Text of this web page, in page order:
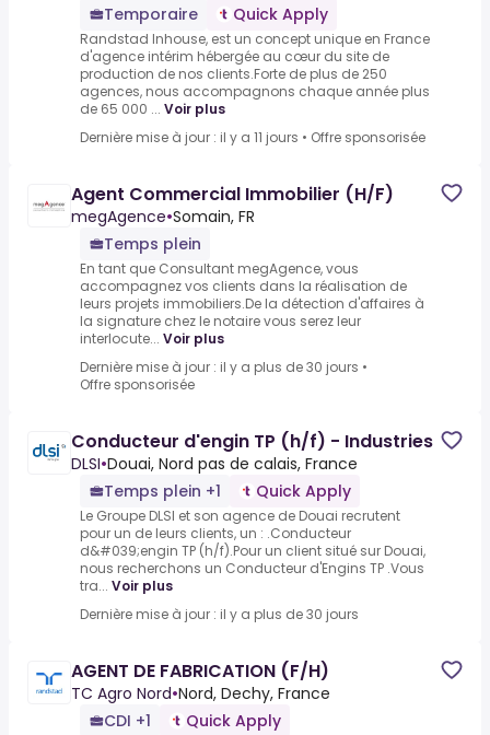
Temporaire
Quick Apply
Randstad Inhouse, est un concept unique en France
d'agence intérim hébergée au cœur du site de
production de nos clients.Forte de plus de 250
agences, nous accompagnons chaque année plus
de 65 000 ... Voir plus
Dernière mise à jour : il y a 11 jours • Offre sponsorisée
Agent Commercial Immobilier (H/F)
megAgence•Somain, FR
Temps plein
En tant que Consultant megAgence, vous
accompagnez vos clients dans la réalisation de
leurs projets immobiliers.De la détection d'affaires à
la signature chez le notaire vous serez leur
interlocute... Voir plus
Dernière mise à jour : il y a plus de 30 jours •
Offre sponsorisée
Conducteur d'engin TP (h/f) - Industries
DLSI•Douai, Nord pas de calais, France
Temps plein +1
Quick Apply
Le Groupe DLSI et son agence de Douai recrutent
pour un de leurs clients, un : .Conducteur
d&#039;engin TP (h/f).Pour un client situé sur Douai,
nous recherchons un Conducteur d'Engins TP .Vous
tra... Voir plus
Dernière mise à jour : il y a plus de 30 jours
AGENT DE FABRICATION (F/H)
TC Agro Nord•Nord, Dechy, France
CDI +1
Quick Apply